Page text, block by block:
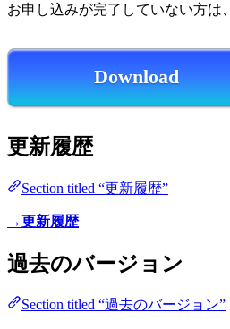
お申し込みが完了していない方は、
Download
更新履歴
Section titled “更新履歴”
→更新履歴
過去のバージョン
Section titled “過去のバージョン”